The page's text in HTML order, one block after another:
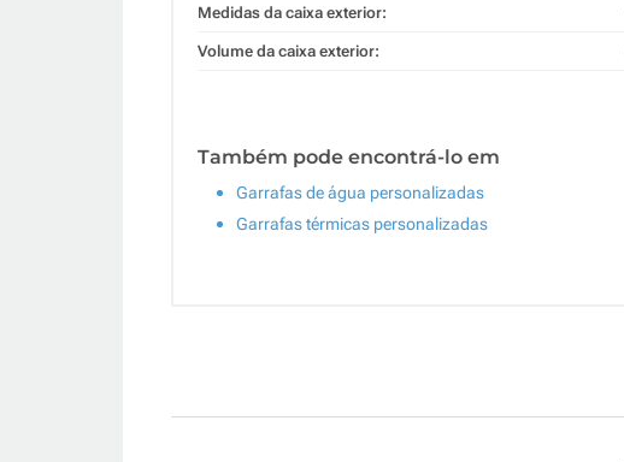
Medidas da caixa exterior:
Volume da caixa exterior:
Também pode encontrá-lo em
Garrafas de água personalizadas
Garrafas térmicas personalizadas